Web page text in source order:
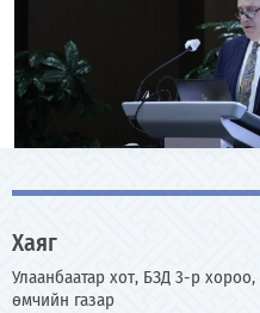
Хаяг
Улаанбаатар хот, БЗД 3-р
өмчийн газар